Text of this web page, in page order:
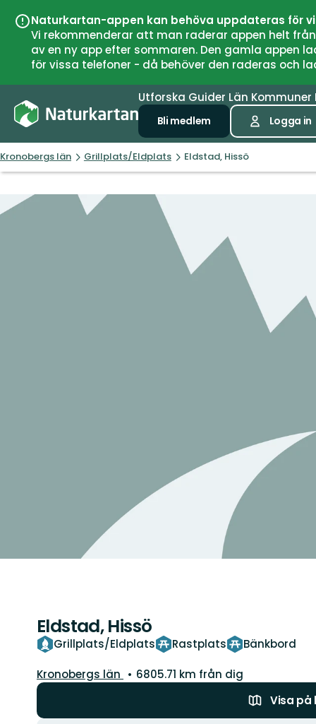
Naturkartan-appen kan behöva uppdateras för
Vi rekommenderar att man raderar appen helt
av en ny app efter sommaren. Den gamla
för vissa telefoner - då behöver den raderas och
Utforska Guider Län Kommuner
Bli medlem Logga in
Kronobergs län Grillplats/Eldplats Eldstad, Hissö
Eldstad, Hissö
Grillplats/Eldplats Rastplats Bänkbord
Län:
Kronobergs län
6805.71 km från dig
Visa på